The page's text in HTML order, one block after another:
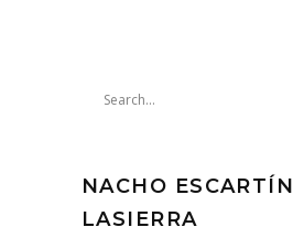
NACHO ESCARTÍN
LASIERRA